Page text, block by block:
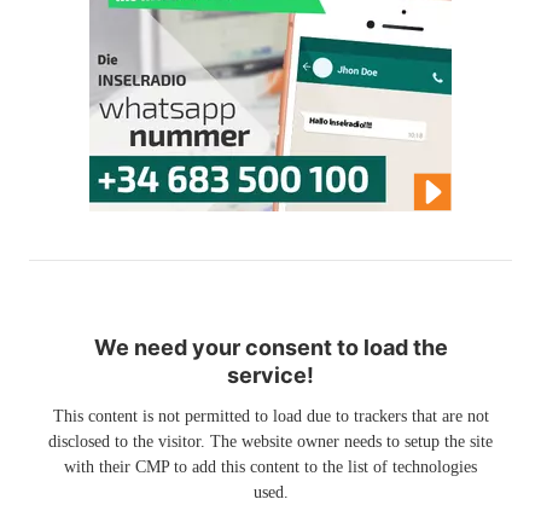
We need your consent to load the
service!
This content is not permitted to load due to trackers that are not
disclosed to the visitor. The website owner needs to setup the site
with their CMP to add this content to the list of technologies
used.